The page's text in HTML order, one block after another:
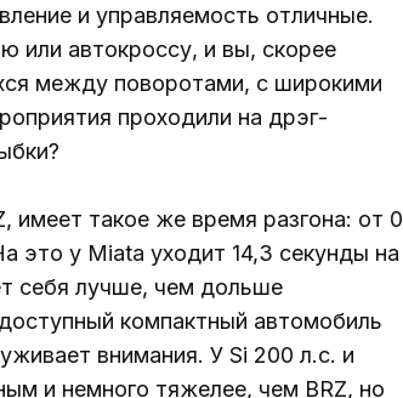
и управляемость отличные.
или автокроссу, и вы, скорее
между поворотами, с широкими
проходили на дрэг-
имеет такое же время разгона: от 0
это у Miata уходит 14,3 секунды на
себя лучше, чем дольше
компактный автомобиль
внимания. У Si 200 л.с. и
и немного тяжелее, чем BRZ, но